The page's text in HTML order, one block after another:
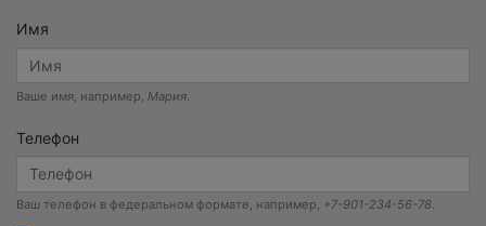
Имя
Ваше имя, например, Мария
Телефон
Ваш телефон в федеральном формате, например, +7-901-234-56-78.